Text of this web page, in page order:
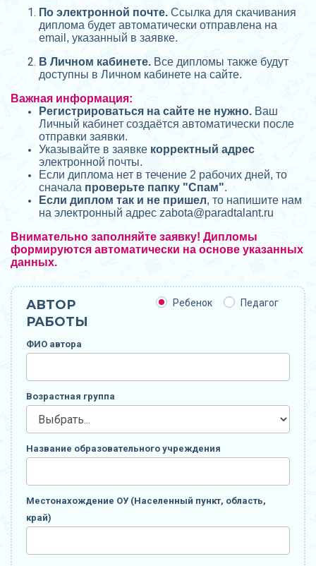
По электронной почте. Ссылка для скачивания
диплома будет автоматически отправлена на
email, указанный в заявке.
В Личном кабинете. Все дипломы также будут
доступны в Личном кабинете на сайте.
Важная информация:
Регистрироваться на сайте не нужно. Ваш
Личный кабинет создаётся автоматически после
отправки заявки.
Указывайте в заявке корректный адрес
электронной почты.
Если диплома нет в течение 2 рабочих дней, то
сначала проверьте папку "Спам".
Если диплом так и не пришел, то напишите нам
на электронный адрес zabota@paradtalant.ru
Внимательно заполняйте заявку! Дипломы
формируются автоматически на основе указанных
данных.
АВТОР
РАБОТЫ
Ребенок Педагог
ФИО автора
Возрастная группа
Название образовательного учреждения
Местонахождение ОУ (Населенный пункт, область,
край)